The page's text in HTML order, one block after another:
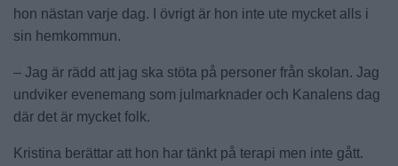
hon nästan varje dag. I övrigt är hon inte ute mycket alls i
sin hemkommun.
– Jag är rädd att jag ska stöta på personer från skolan. Jag
undviker evenemang som julmarknader och Kanalens dag
där det är mycket folk.
Kristina berättar att hon har tänkt på terapi men inte gått.